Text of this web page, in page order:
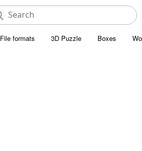
File formats 3D Puzzle Boxes